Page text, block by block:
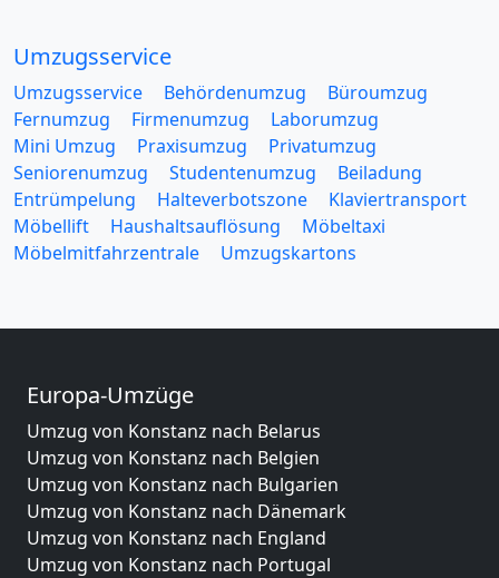
Umzugsservice
Umzugsservice Behördenumzug
Büroumzug
Fernumzug
Firmenumzug
Laborumzug
Mini Umzug
Praxisumzug
Privatumzug
Seniorenumzug
Studentenumzug
Beiladung
Entrümpelung
Halteverbotszone
Klaviertransport
Möbellift
Haushaltsauflösung
Möbeltaxi
Möbelmitfahrzentrale
Umzugskartons
Europa-Umzüge
Umzug von Konstanz nach Belarus
Umzug von Konstanz nach Belgien
Umzug von Konstanz nach Bulgarien
Umzug von Konstanz nach Dänemark
Umzug von Konstanz nach England
Umzug von Konstanz nach Portugal